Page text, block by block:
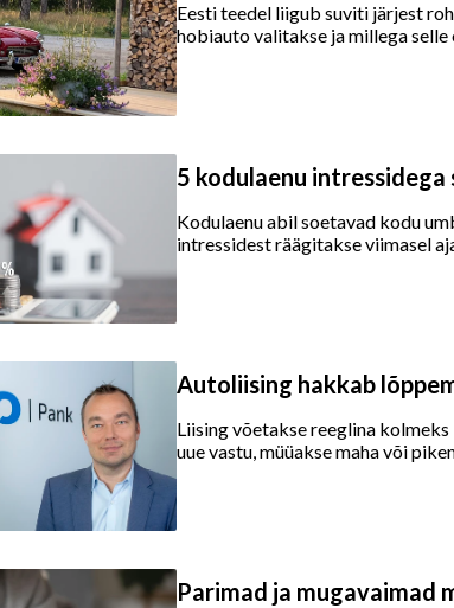
Eesti teedel liigub suviti järjest
hobiauto valitakse ja millega
5 kodulaenu
Kodulaenu abil soetavad kodu
intressidest räägitakse viimasel
Autoliising hakkab
Liising võetakse reeglina
uue vastu, müüakse maha või
Parimad ja mugavaimad